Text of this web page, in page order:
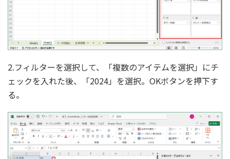
2.フィルターを選択して、「複数のアイテムを選択」にチ
ェックを入れた後、「2024」を選択。OKボタンを押下す
る。